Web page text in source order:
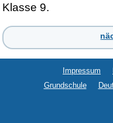
Klasse 9.
Impressum
Grundschule